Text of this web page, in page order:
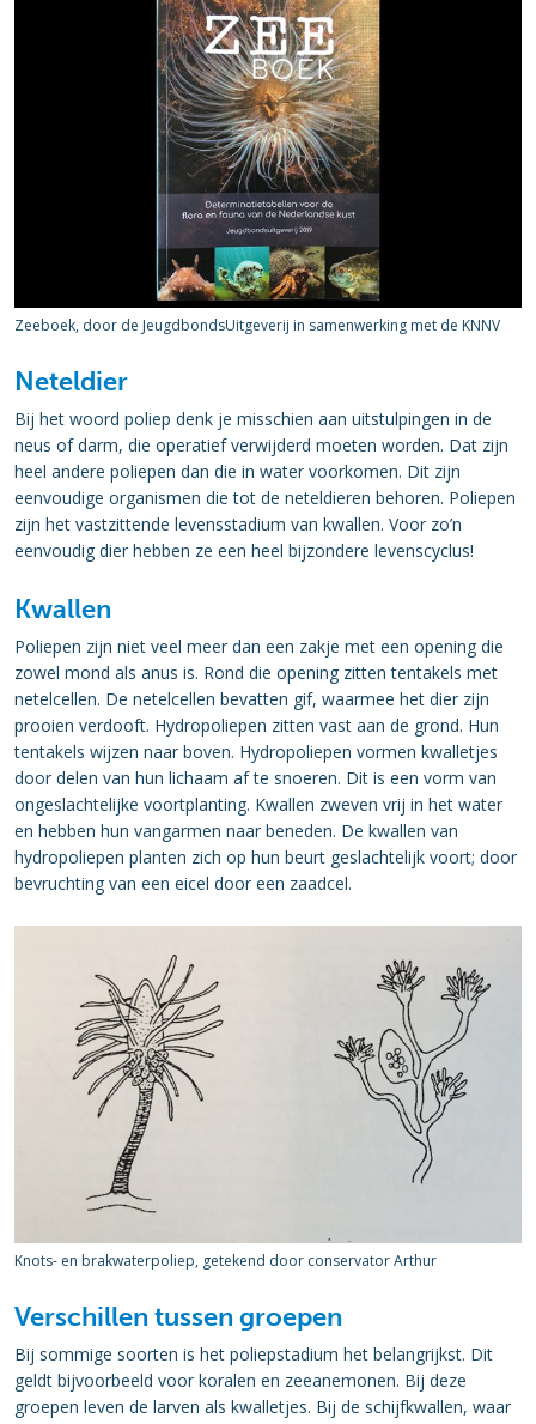
Zeeboek, door de JeugdbondsUitgeverij in samenwerking met de KNNV
Neteldier
Bij het woord poliep denk je misschien aan uitstulpingen in de
neus of darm, die operatief verwijderd moeten worden. Dat zijn
heel andere poliepen dan die in water voorkomen. Dit zijn
eenvoudige organismen die tot de neteldieren behoren. Poliepen
zijn het vastzittende levensstadium van kwallen. Voor zo’n
eenvoudig dier hebben ze een heel bijzondere levenscyclus!
Kwallen
Poliepen zijn niet veel meer dan een zakje met een opening die
zowel mond als anus is. Rond die opening zitten tentakels met
netelcellen. De netelcellen bevatten gif, waarmee het dier zijn
prooien verdooft. Hydropoliepen zitten vast aan de grond. Hun
tentakels wijzen naar boven. Hydropoliepen vormen kwalletjes
door delen van hun lichaam af te snoeren. Dit is een vorm van
ongeslachtelijke voortplanting. Kwallen zweven vrij in het water
en hebben hun vangarmen naar beneden. De kwallen van
hydropoliepen planten zich op hun beurt geslachtelijk voort; door
bevruchting van een eicel door een zaadcel.
Knots- en brakwaterpoliep, getekend door conservator Arthur
Verschillen tussen groepen
Bij sommige soorten is het poliepstadium het belangrijkst. Dit
geldt bijvoorbeeld voor koralen en zeeanemonen. Bij deze
groepen leven de larven als kwalletjes. Bij de schijfkwallen, waar